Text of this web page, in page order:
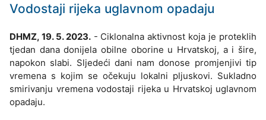
Vodostaji rijeka uglavnom opadaju
DHMZ, 19. 5. 2023.- Ciklonalna aktivnost koja je proteklih
tjedan dana donijela obilne oborine u Hrvatskoj, a i šire,
napokon slabi. Sljedeći dani nam donose promjenjivi tip
vremena s kojim se očekuju lokalni pljuskovi. Sukladno
smirivanju vremena vodostaji rijeka u Hrvatskoj uglavnom
opadaju.